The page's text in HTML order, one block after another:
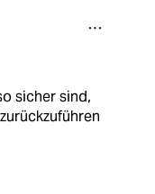
sicher sind,